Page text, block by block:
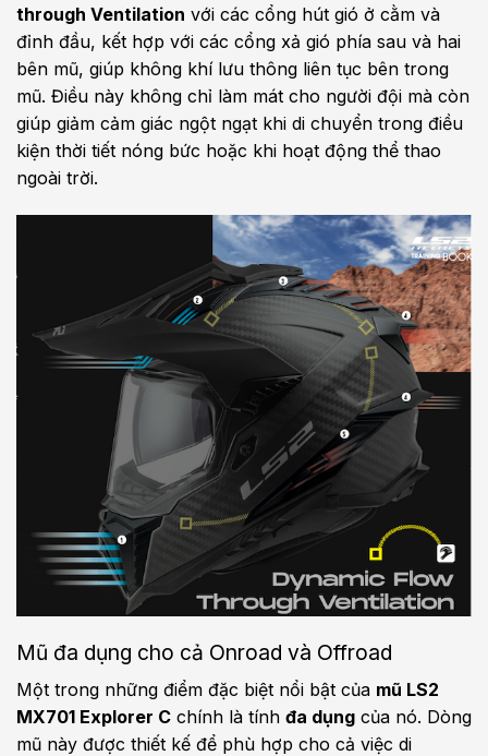
through Ventilation với các cổng hút gió ở cằm và
đỉnh đầu, kết hợp với các cổng xả gió phía sau và hai
bên mũ, giúp không khí lưu thông liên tục bên trong
mũ. Điều này không chỉ làm mát cho người đội mà còn
giúp giảm cảm giác ngột ngạt khi di chuyển trong điều
kiện thời tiết nóng bức hoặc khi hoạt động thể thao
ngoài trời.
Mũ đa dụng cho cả Onroad và Offroad
Một trong những điểm đặc biệt nổi bật của mũ LS2
MX701 Explorer C chính là tính đa dụng của nó. Dòng
mũ này được thiết kế để phù hợp cho cả việc di